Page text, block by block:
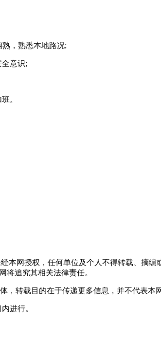
，熟悉本地路况;
意识;
。
本网授权，任何单位及个人不得转载、摘
将追究其相关法律责任。
转载目的在于传递更多信息，并不代表本
进行。